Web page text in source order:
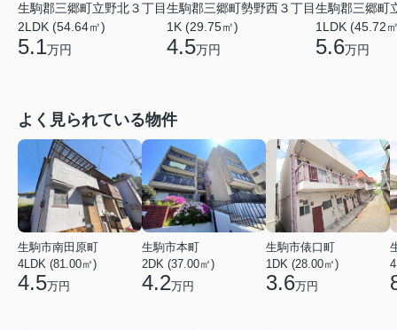
生駒郡三郷町立野北３丁目
2LDK (54.64㎡)
5.1万円
生駒郡三郷町勢野西３丁目
1K (29.75㎡)
4.5万円
生駒郡三郷町
1LDK (45.72
5.6万円
よく見られている物件
生駒市南田原町
4LDK (81.00㎡)
4.5万円
生駒市本町
2DK (37.00㎡)
4.2万円
生駒市俵口町
1DK (28.00㎡)
3.6万円